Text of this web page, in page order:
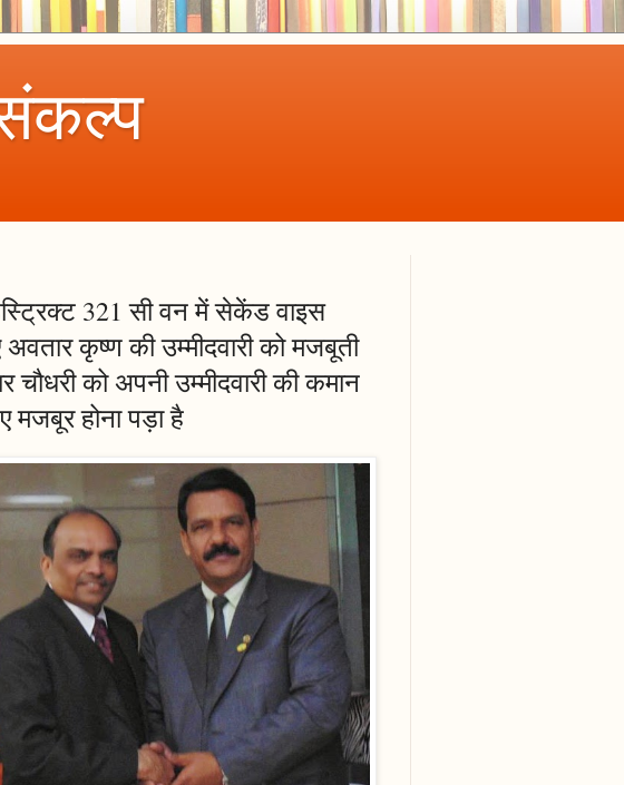
321 सी वन में सेकेंड वाइस
कृष्ण की उम्मीदवारी को मजबूती
को अपनी उम्मीदवारी की कमान
होना पड़ा है